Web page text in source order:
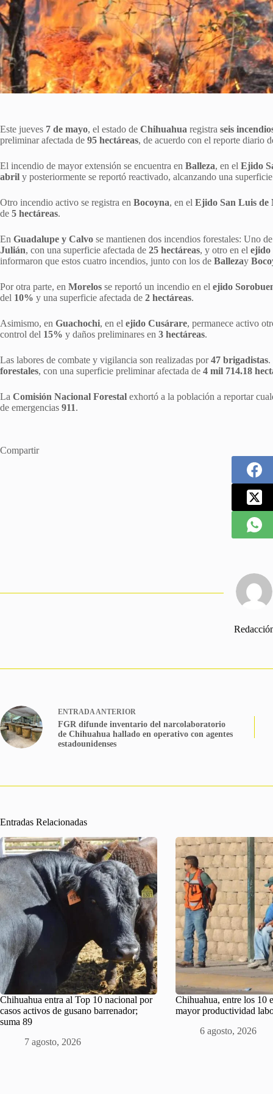
Este jueves 7 de mayo, el estado de Chihuahua registra seis
preliminar afectada de 95 hectáreas, de acuerdo con el reporte diario
El incendio de mayor extensión se encuentra en Balleza, en el Ejido
abril y posteriormente se reportó reactivado, alcanzando una
Otro incendio activo se registra en Bocoyna, en el Ejido San Luis de
de 5 hectáreas.
En Guadalupe y Calvo se mantienen dos incendios forestales: Uno
Julián, con una superficie afectada de 25 hectáreas, y otro en el ejido
informaron que estos cuatro incendios, junto con los de Ballezay
Por otra parte, en Morelos se reportó un incendio en el ejido
del 10% y una superficie afectada de 2 hectáreas.
Asimismo, en Guachochi, en el ejido Cusárare, permanece activo
control del 15% y daños preliminares en 3 hectáreas.
Las labores de combate y vigilancia son realizadas por47 brigadistas.
forestales, con una superficie preliminar afectada de 4 mil 714.18
La Comisión Nacional Forestal exhortó a la población a reportar
de emergencias 911.
Compartir
ENTRADA ANTERIOR
FGR difunde inventario del narcolaboratorio
de Chihuahua hallado en operativo con agentes
estadounidenses
Entradas Relacionadas
Chihuahua entra al Top 10 nacional por
casos activos de gusano barrenador;
suma 89
7 agosto, 2026
Chihuahua, entre los 10
mayor productividad
6 agosto, 2026